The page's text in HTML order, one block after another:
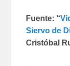
Fuente: “
Siervo de
Cristóbal